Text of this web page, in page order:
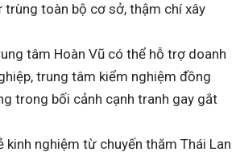
trùng toàn bộ cơ sở, thậm chí xây
tâm Hoàn Vũ có thể hỗ trợ doanh
trung tâm kiểm nghiệm đồng
trong bối cảnh cạnh tranh gay gắt
kinh nghiệm từ chuyến thăm Thái Lan